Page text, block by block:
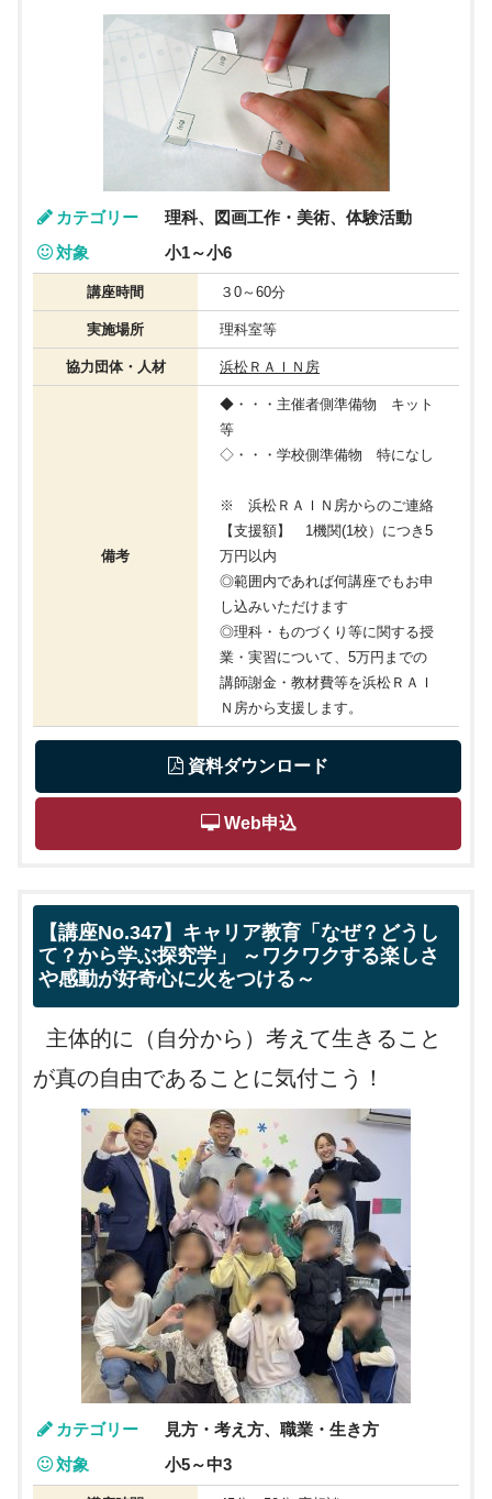
カテゴリー
理科、図画工作・美術、体験活動
対象
小1～小6
講座時間 ３0～60分
実施場所 理科室等
協力団体・人材 浜松ＲＡＩＮ房
備考
◆・・・主催者側準備物 キット
等
◇・・・学校側準備物 特になし
※ 浜松ＲＡＩＮ房からのご連絡
【支援額】 1機関(1校）につき5
万円以内
◎範囲内であれば何講座でもお申
し込みいただけます
◎理科・ものづくり等に関する授
業・実習について、5万円までの
講師謝金・教材費等を浜松ＲＡＩ
Ｎ房から支援します。
資料ダウンロード
Web申込
【講座No.347】キャリア教育「なぜ？どうし
て？から学ぶ探究学」 ～ワクワクする楽しさ
や感動が好奇心に火をつける～
主体的に（自分から）考えて生きること
が真の自由であることに気付こう！
カテゴリー
見方・考え方、職業・生き方
対象
小5～中3